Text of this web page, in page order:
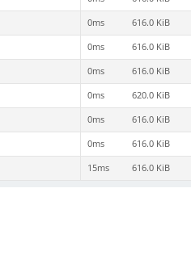
0ms 616.0 KiB
0ms 616.0 KiB
0ms 616.0 KiB
0ms 620.0 KiB
0ms 616.0 KiB
0ms 616.0 KiB
15ms 616.0 KiB